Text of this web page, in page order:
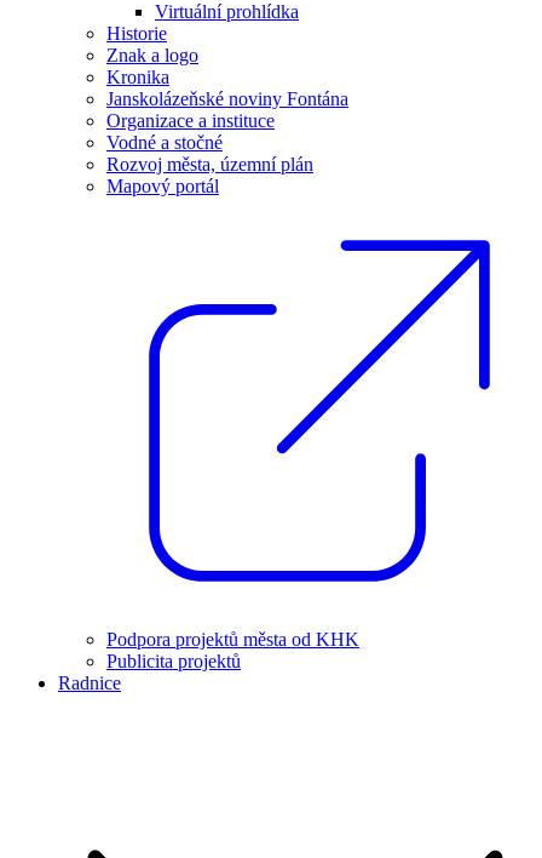
Virtuální prohlídka
Historie
Znak a logo
Kronika
Janskolázeňské noviny Fontána
Organizace a instituce
Vodné a stočné
Rozvoj města, územní plán
Mapový portál
Podpora projektů města od KHK
Publicita projektů
Radnice